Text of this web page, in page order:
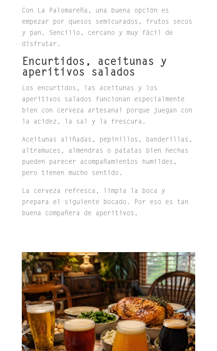
Con La Palomareña, una buena opción es
empezar por quesos semicurados, frutos secos
y pan. Sencillo, cercano y muy fácil de
disfrutar.
Encurtidos, aceitunas y
aperitivos salados
Los encurtidos, las aceitunas y los
aperitivos salados funcionan especialmente
bien con cerveza artesanal porque juegan con
la acidez, la sal y la frescura.
Aceitunas aliñadas, pepinillos, banderillas,
altramuces, almendras o patatas bien hechas
pueden parecer acompañamientos humildes,
pero tienen mucho sentido.
La cerveza refresca, limpia la boca y
prepara el siguiente bocado. Por eso es tan
buena compañera de aperitivos.